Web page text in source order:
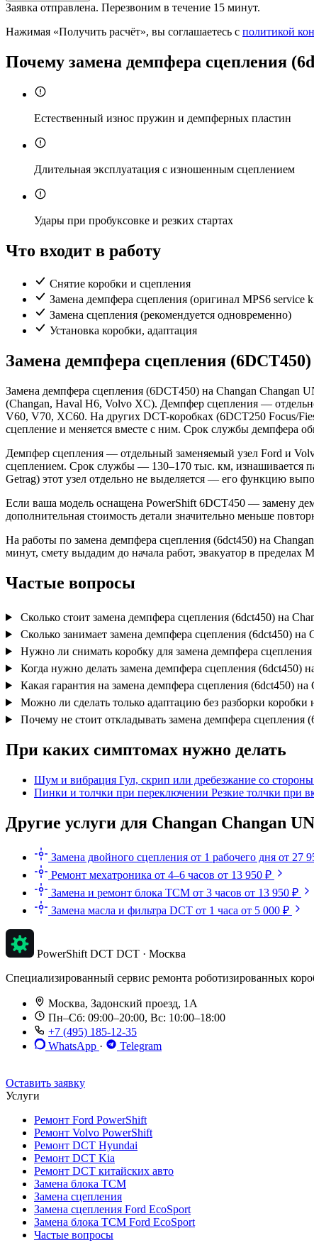
Заявка отправлена. Перезвоним в течение 15 минут.
Нажимая «Получить расчёт», вы соглашаетесь с политикой
Почему замена демпфера сцепления
Естественный износ пружин и демпферных пластин
Длительная эксплуатация с изношенным сцеплением
Удары при пробуксовке и резких стартах
Что входит в работу
Снятие коробки и сцепления
Замена демпфера сцепления (оригинал MPS6 service
Замена сцепления (рекомендуется одновременно)
Установка коробки, адаптация
Замена демпфера сцепления
Замена демпфера сцепления (6DCT450) на Changan
(Changan, Haval H6, Volvo XC). Демпфер сцепления —
V60, V70, XC60. На других DCT-коробках (6DCT250 Focus/
сцепление и меняется вместе с ним. Срок службы демпфера
Демпфер сцепления — отдельный заменяемый узел Ford и
сцеплением. Срок службы — 130–170 тыс. км, изнашивается
Getrag) этот узел отдельно не выделяется — его функцию
Если ваша модель оснащена PowerShift 6DCT450 — замену
дополнительная стоимость детали значительно меньше
На работы по замена демпфера сцепления (6dct450) на
минут, смету выдадим до начала работ, эвакуатор в
Частые вопросы
Сколько стоит замена демпфера сцепления (6dct450) на
Сколько занимает замена демпфера сцепления (6dct450) на
Нужно ли снимать коробку для замена демпфера
Когда нужно делать замена демпфера сцепления (6dct450)
Какая гарантия на замена демпфера сцепления (6dct450)
Можно ли сделать только адаптацию без разборки коробки
Почему не стоит откладывать замена демпфера сцепления
При каких симптомах нужно делать
Шум и вибрация Гул, скрип или дребезжание со
Пинки и толчки при переключении Резкие толчки при
Другие услуги для Changan Changan
Замена двойного сцепления от 1 рабочего дня от 27
Ремонт мехатроника от 4–6 часов от 13 950 ₽
Замена и ремонт блока TCM от 3 часов от 13 950 ₽
Замена масла и фильтра DCT от 1 часа от 5 000 ₽
PowerShift DCT DCT · Москва
Специализированный сервис ремонта роботизированных
Москва, Задонский проезд, 1А
Пн–Сб: 09:00–20:00, Вс: 10:00–18:00
+7 (495) 185-12-35
WhatsApp ·
Telegram
Оставить заявку
Услуги
Ремонт Ford PowerShift
Ремонт Volvo PowerShift
Ремонт DCT Hyundai
Ремонт DCT Kia
Ремонт DCT китайских авто
Замена блока TCM
Замена сцепления
Замена сцепления Ford EcoSport
Замена блока TCM Ford EcoSport
Частые вопросы